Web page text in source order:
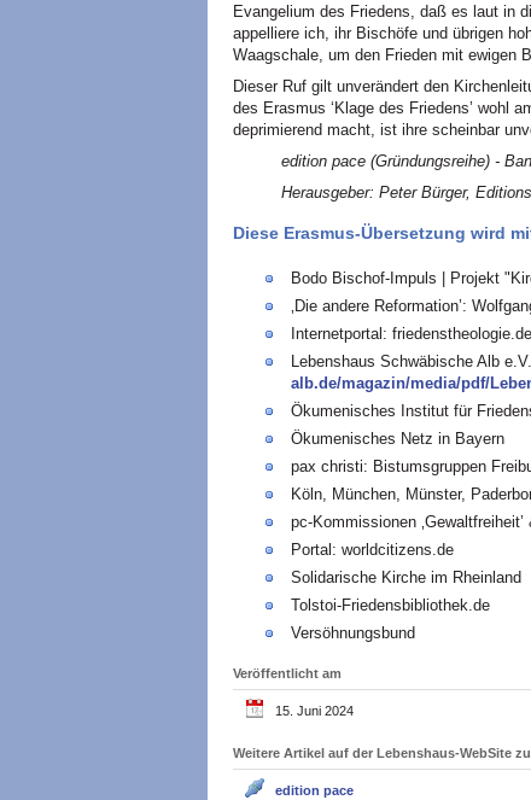
Evangelium des Friedens, daß es laut in
appelliere ich, ihr Bischöfe und übrigen
Waagschale, um den Frieden mit ewigen
Dieser Ruf gilt unverändert den
des Erasmus ‘Klage des Friedens’ wohl
deprimierend macht, ist ihre scheinbar
edition pace (Gründungsreihe) -
Herausgeber: Peter Bürger,
Diese Erasmus-Übersetzung wird
Bodo Bischof-Impuls | Projekt
‚Die andere Reformation’:
Internetportal: friedenstheologie.de
Lebenshaus Schwäbische Alb e.V.
alb.de/magazin/media/pdf/
Ökumenisches Institut für
Ökumenisches Netz in Bayern
pax christi: Bistumsgruppen
Köln, München, Münster,
pc-Kommissionen ‚Gewaltfreiheit’
Portal: worldcitizens.de
Solidarische Kirche im Rheinland
Tolstoi-Friedensbibliothek.de
Versöhnungsbund
Veröffentlicht am
15. Juni 2024
Weitere Artikel auf der Lebenshaus-WebSite
edition pace